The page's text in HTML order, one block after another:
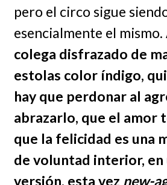
pero el circo sigue
esencialmente el mismo.
colega disfrazado de
estolas color índigo,
hay que perdonar al
abrazarlo, que el amor
que la felicidad es una
de voluntad interior, en
versión, esta vez new-